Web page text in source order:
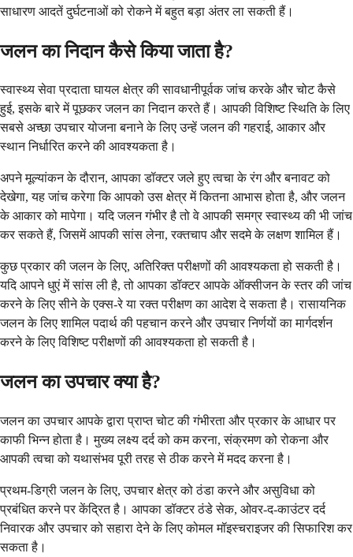
साधारण आदतें दुर्घटनाओं को रोकने में बहुत बड़ा अंतर ला सकती हैं।
जलन का निदान कैसे किया जाता है?
स्वास्थ्य सेवा प्रदाता घायल क्षेत्र की सावधानीपूर्वक जांच करके और चोट कैसे
हुई, इसके बारे में पूछकर जलन का निदान करते हैं। आपकी विशिष्ट स्थिति के लिए
सबसे अच्छा उपचार योजना बनाने के लिए उन्हें जलन की गहराई, आकार और
स्थान निर्धारित करने की आवश्यकता है।
अपने मूल्यांकन के दौरान, आपका डॉक्टर जले हुए त्वचा के रंग और बनावट को
देखेगा, यह जांच करेगा कि आपको उस क्षेत्र में कितना आभास होता है, और जलन
के आकार को मापेगा। यदि जलन गंभीर है तो वे आपकी समग्र स्वास्थ्य की भी जांच
कर सकते हैं, जिसमें आपकी सांस लेना, रक्तचाप और सदमे के लक्षण शामिल हैं।
कुछ प्रकार की जलन के लिए, अतिरिक्त परीक्षणों की आवश्यकता हो सकती है।
यदि आपने धुएं में सांस ली है, तो आपका डॉक्टर आपके ऑक्सीजन के स्तर की जांच
करने के लिए सीने के एक्स-रे या रक्त परीक्षण का आदेश दे सकता है। रासायनिक
जलन के लिए शामिल पदार्थ की पहचान करने और उपचार निर्णयों का मार्गदर्शन
करने के लिए विशिष्ट परीक्षणों की आवश्यकता हो सकती है।
जलन का उपचार क्या है?
जलन का उपचार आपके द्वारा प्राप्त चोट की गंभीरता और प्रकार के आधार पर
काफी भिन्न होता है। मुख्य लक्ष्य दर्द को कम करना, संक्रमण को रोकना और
आपकी त्वचा को यथासंभव पूरी तरह से ठीक करने में मदद करना है।
प्रथम-डिग्री जलन के लिए, उपचार क्षेत्र को ठंडा करने और असुविधा को
प्रबंधित करने पर केंद्रित है। आपका डॉक्टर ठंडे सेक, ओवर-द-काउंटर दर्द
निवारक और उपचार को सहारा देने के लिए कोमल मॉइस्चराइजर की सिफारिश कर
सकता है।